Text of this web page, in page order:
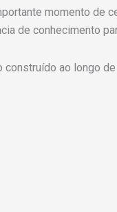
momento de
de conhecimento
ao longo